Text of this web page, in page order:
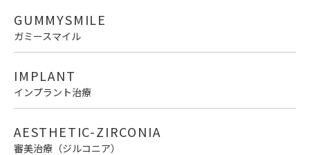
GUMMYSMILE
ガミースマイル
IMPLANT
インプラント治療
AESTHETIC-ZIRCONIA
審美治療（ジルコニア）